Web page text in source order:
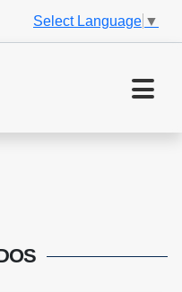
Select Language ▼